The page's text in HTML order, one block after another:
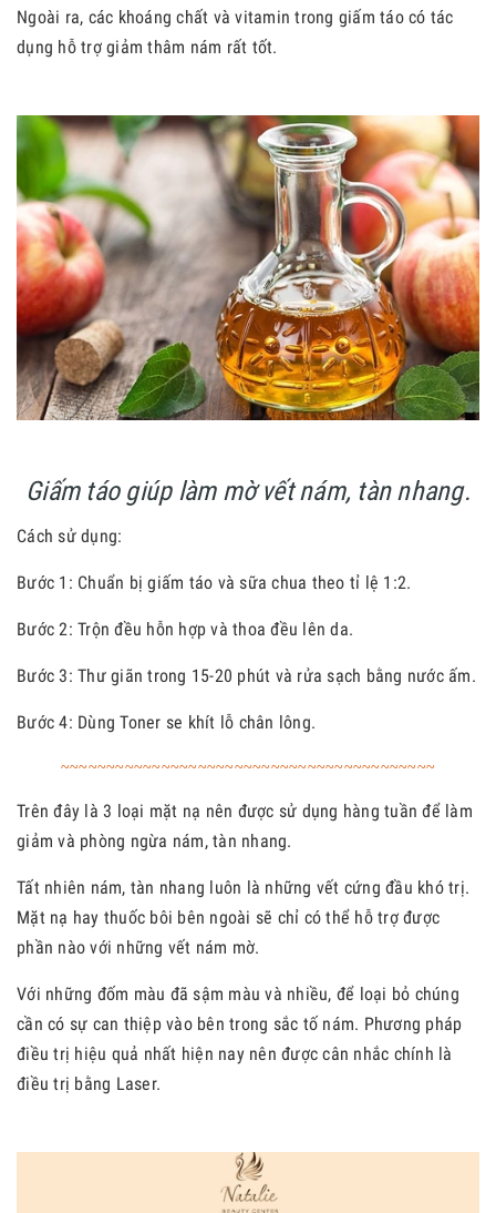
Ngoài ra, các khoáng chất và vitamin trong giấm táo có tác
dụng hỗ trợ giảm thâm nám rất tốt.
Giấm táo giúp làm mờ vết nám, tàn nhang.
Cách sử dụng:
Bước 1: Chuẩn bị giấm táo và sữa chua theo tỉ lệ 1:2.
Bước 2: Trộn đều hỗn hợp và thoa đều lên da.
Bước 3: Thư giãn trong 15-20 phút và rửa sạch bằng nước ấm.
Bước 4: Dùng Toner se khít lỗ chân lông.
~~~~~~~~~~~~~~~~~~~~~~~~~~~~~~~~~~~~~~~~~
Trên đây là 3 loại mặt nạ nên được sử dụng hàng tuần để làm
giảm và phòng ngừa nám, tàn nhang.
Tất nhiên nám, tàn nhang luôn là những vết cứng đầu khó trị.
Mặt nạ hay thuốc bôi bên ngoài sẽ chỉ có thể hỗ trợ được
phần nào với những vết nám mờ.
Với những đốm màu đã sậm màu và nhiều, để loại bỏ chúng
cần có sự can thiệp vào bên trong sắc tố nám. Phương pháp
điều trị hiệu quả nhất hiện nay nên được cân nhắc chính là
điều trị bằng Laser.